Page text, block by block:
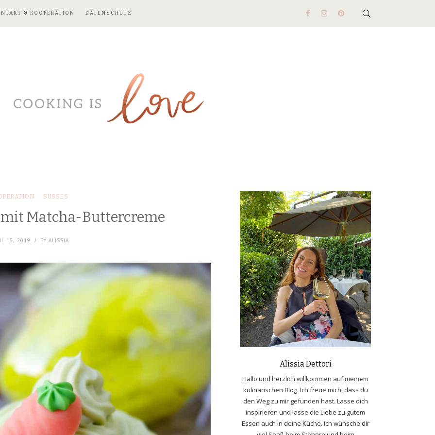
& KOOPERATION DATENSCHUTZ
SÜSSES
Matcha-Buttercreme
15, 2019 BY ALISSIA
Alissia Dettori
Hallo und herzlich willkommen auf meinem
kulinarischen Blog. Ich freue mich, dass du
den Weg zu mir gefunden hast. Lasse dich
inspirieren und lasse die Liebe zu gutem
Essen auch in deine Küche. Ich wünsche dir